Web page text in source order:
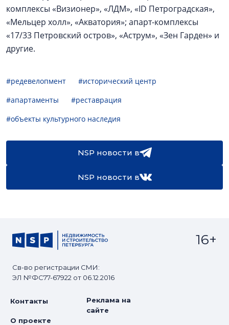
комплексы «Визионер», «ЛДМ», «ID Петроградская»,
«Мельцер холл», «Акватория»; апарт-комплексы
«17/33 Петровский остров», «Аструм», «Зен Гарден» и
другие.
#редевелопмент
#исторический центр
#апартаменты
#реставрация
#объекты культурного наследия
NSP новости в
NSP новости в
Св-во регистрации СМИ:
ЭЛ №ФС77-67922 от 06.12.2016
16+
Контакты
О проекте
Реклама на
сайте